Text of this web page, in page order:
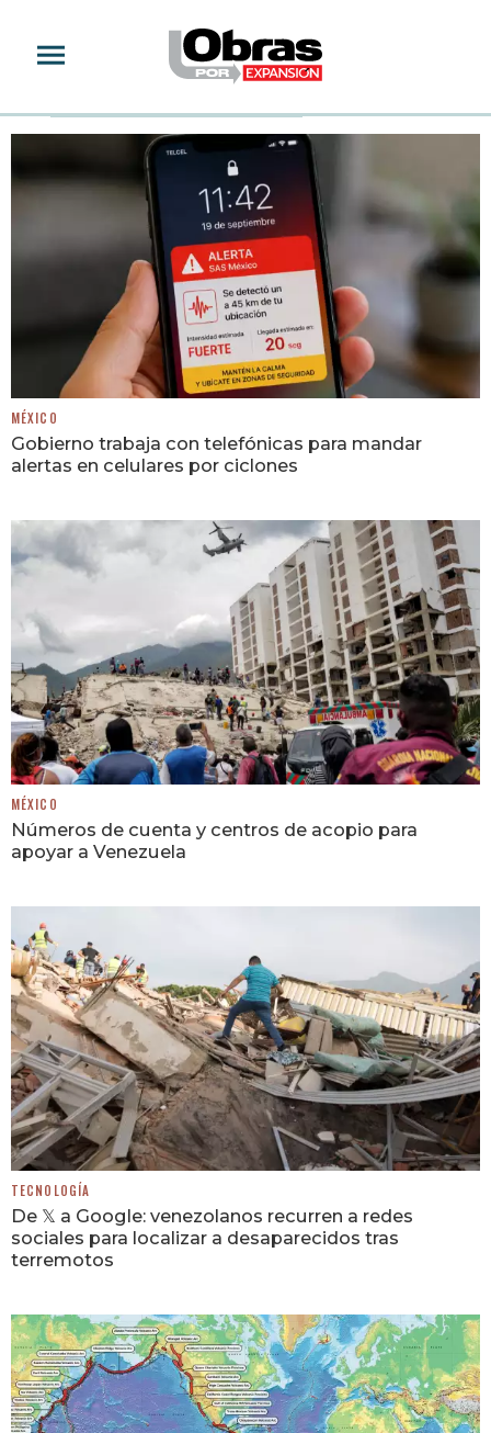
MÉXICO
Gobierno trabaja con telefónicas para mandar
alertas en celulares por ciclones
MÉXICO
Números de cuenta y centros de acopio para
apoyar a Venezuela
TECNOLOGÍA
De 𝕏 a Google: venezolanos recurren a redes
sociales para localizar a desaparecidos tras
terremotos